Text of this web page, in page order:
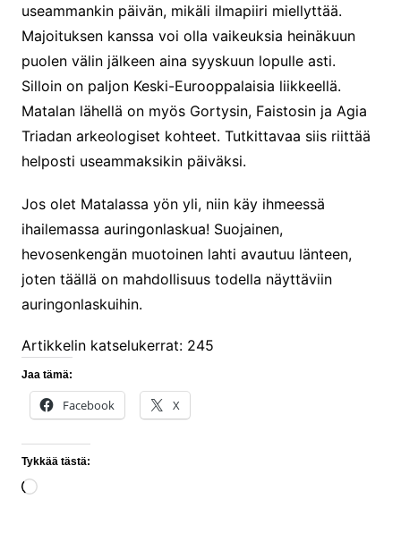
useammankin päivän, mikäli ilmapiiri miellyttää.
Majoituksen kanssa voi olla vaikeuksia heinäkuun
puolen välin jälkeen aina syyskuun lopulle asti.
Silloin on paljon Keski-Eurooppalaisia liikkeellä.
Matalan lähellä on myös Gortysin, Faistosin ja Agia
Triadan arkeologiset kohteet. Tutkittavaa siis riittää
helposti useammaksikin päiväksi.
Jos olet Matalassa yön yli, niin käy ihmeessä
ihailemassa auringonlaskua! Suojainen,
hevosenkengän muotoinen lahti avautuu länteen,
joten täällä on mahdollisuus todella näyttäviin
auringonlaskuihin.
Artikkelin katselukerrat: 245
Jaa tämä:
Facebook X
Tykkää tästä:
Loading…